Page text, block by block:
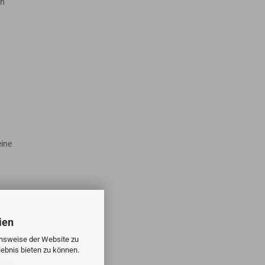
der Website zu
bieten zu können.